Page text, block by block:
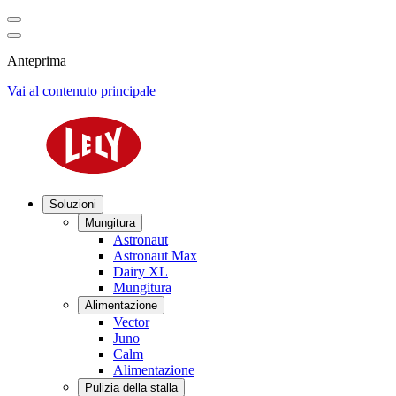
Anteprima
Vai al contenuto principale
Soluzioni
Mungitura
Astronaut
Astronaut Max
Dairy XL
Mungitura
Alimentazione
Vector
Juno
Calm
Alimentazione
Pulizia della stalla